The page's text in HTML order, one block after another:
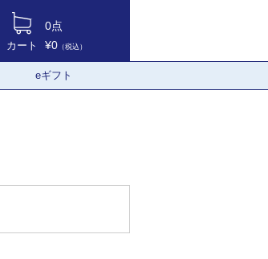
カート
0点
¥0 （税込）
eギフト